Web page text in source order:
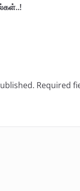
Required